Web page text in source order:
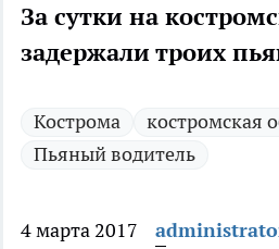
За сутки на
задержали троих
Кострома
костромская
Пьяный водитель
4 марта 2017